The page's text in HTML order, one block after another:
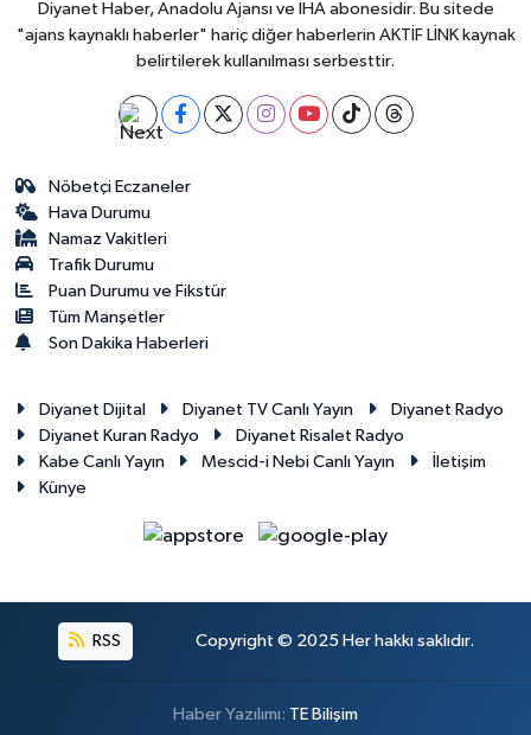
Diyanet Haber, Anadolu Ajansı ve İHA abonesidir. Bu sitede
"ajans kaynaklı haberler" hariç diğer haberlerin AKTİF LİNK kaynak
belirtilerek kullanılması serbesttir.
Nöbetçi Eczaneler
Hava Durumu
Namaz Vakitleri
Trafik Durumu
Puan Durumu ve Fikstür
Tüm Manşetler
Son Dakika Haberleri
Diyanet Dijital Diyanet TV Canlı Yayın
Diyanet Radyo
Diyanet Kuran Radyo
Diyanet Risalet Radyo
Kabe Canlı Yayın
Mescid-i Nebi Canlı Yayın
İletişim
Künye
RSS Copyright © 2025 Her hakkı saklıdır.
Haber Yazılımı: TE Bilişim